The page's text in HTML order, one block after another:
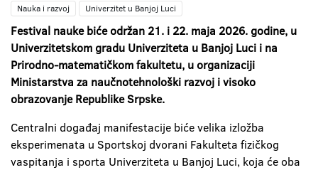
Nauka i razvoj Univerzitet u Banjoj Luci
Festival nauke biće održan 21. i 22. maja 2026. godine, u
Univerzitetskom gradu Univerziteta u Banjoj Luci i na
Prirodno-matematičkom fakultetu, u organizaciji
Ministarstva za naučnotehnološki razvoj i visoko
obrazovanje Republike Srpske.
Centralni događaj manifestacije biće velika izložba
eksperimenata u Sportskoj dvorani Fakulteta fizičkog
vaspitanja i sporta Univerziteta u Banjoj Luci, koja će oba